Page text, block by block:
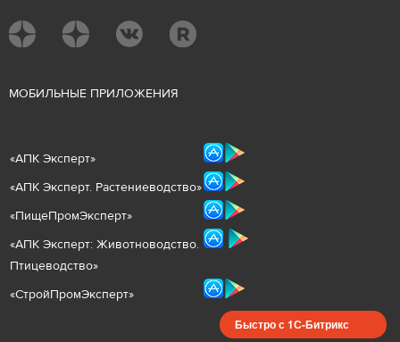
МОБИЛЬНЫЕ ПРИЛОЖЕНИЯ
«АПК Эксперт»
«АПК Эксперт. Растениеводство»
«ПищеПромЭксперт»
«АПК Эксперт: Животноводство.
Птицеводство»
«СтройПромЭксперт»
Быстро с 1С-Битрикс